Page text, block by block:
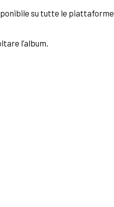
su tutte le piattaforme.
l’album.